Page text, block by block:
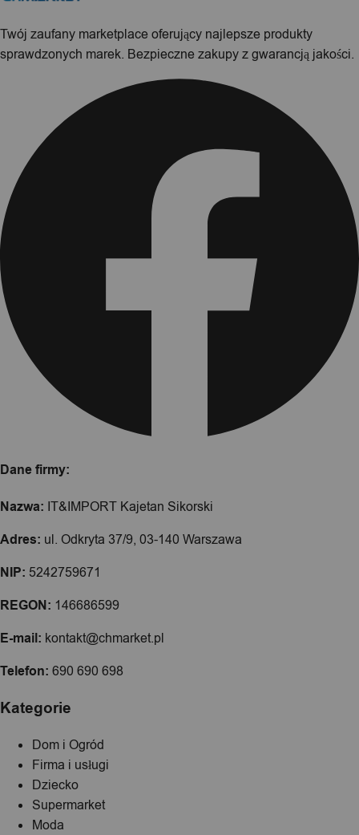
Twój zaufany marketplace oferujący najlepsze produkty
sprawdzonych marek. Bezpieczne zakupy z gwarancją jakości.
Dane firmy:
Nazwa: IT&IMPORT Kajetan Sikorski
Adres: ul. Odkryta 37/9, 03-140 Warszawa
NIP: 5242759671
REGON: 146686599
E-mail: kontakt@chmarket.pl
Telefon: 690 690 698
Kategorie
Dom i Ogród
Firma i usługi
Dziecko
Supermarket
Moda